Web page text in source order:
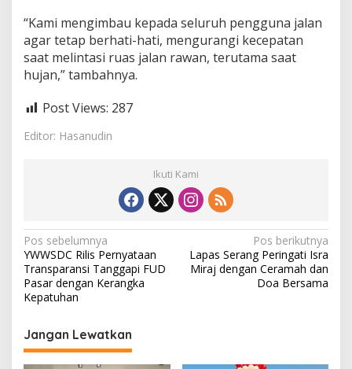
“Kami mengimbau kepada seluruh pengguna jalan
agar tetap berhati-hati, mengurangi kecepatan
saat melintasi ruas jalan rawan, terutama saat
hujan,” tambahnya.
Post Views: 287
Editor: Hasanudin
Ikuti Kami
N
a
v
i
g
a
Pos sebelumnya
YWWSDC Rilis Pernyataan
Transparansi Tanggapi FUD
Pasar dengan Kerangka
Kepatuhan
Pos berikutnya
Lapas Serang Peringati Isra
Miraj dengan Ceramah dan
Doa Bersama
Jangan Lewatkan